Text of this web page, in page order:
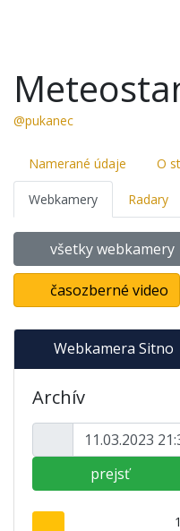
@pukanec
Namerané údaje O
Webkamery Radary
všetky webkamery
časozberné video
Webkamera Sitno
Archív
prejsť